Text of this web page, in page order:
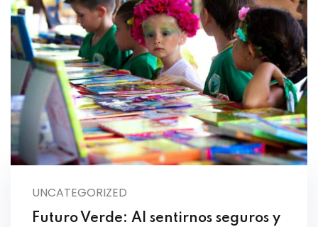
UNCATEGORIZED
Futuro Verde: Al sentirnos seguros y